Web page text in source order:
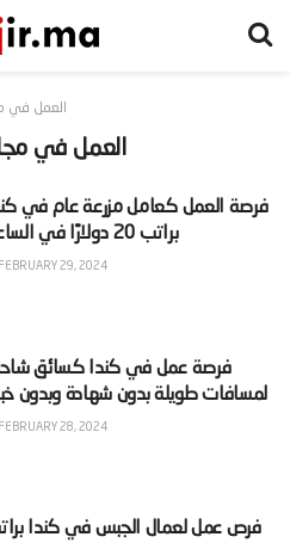
العمل في
العمل في
‫فرصة العمل كعامل مزرعة عام في
براتب 20 دولارًا في الساعة‬
FEBRUARY 29, 2024
‫فرصة عمل في كندا كسائق
FEBRUARY 28, 2024
‫فرص عمل لعمال الجبس في كندا